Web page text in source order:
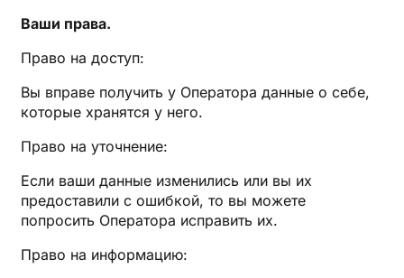
Ваши права.
Право на доступ:
Вы вправе получить у Оператора данные о себе,
которые хранятся у него.
Право на уточнение:
Если ваши данные изменились или вы их
предоставили с ошибкой, то вы можете
попросить Оператора исправить их.
Право на информацию: